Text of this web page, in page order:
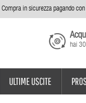
Compra in sicurezza pagando
hai
ULTIME USCITE